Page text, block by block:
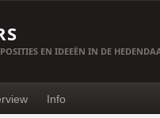
EN IDEEËN IN DE
Info